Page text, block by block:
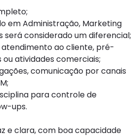
em Administração, Marketing
será considerado um diferencial;
ao cliente, pré-
ou atividades comerciais;
comunicação por canais
para controle de
ups.
e clara, com boa capacidade